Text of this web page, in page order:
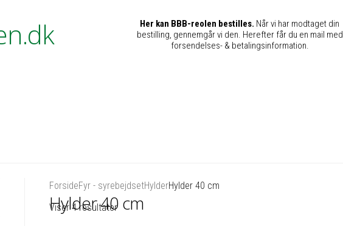
Her kan BBB-reolen bestilles. Når vi har modtaget din
bestilling, gennemgår vi den. Herefter får du en mail med
forsendelses- & betalingsinformation.
ForsideFyr - syrebejdsetHylderHylder 40 cm
Hylder 40 cm
Viser 4 resultater